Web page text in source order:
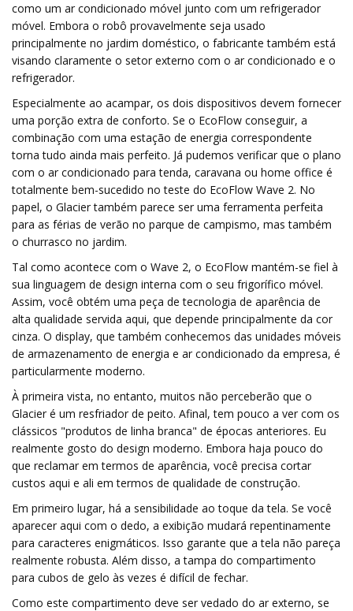
como um ar condicionado móvel junto com um refrigerador
móvel. Embora o robô provavelmente seja usado
principalmente no jardim doméstico, o fabricante também está
visando claramente o setor externo com o ar condicionado e o
refrigerador.
Especialmente ao acampar, os dois dispositivos devem fornecer
uma porção extra de conforto. Se o EcoFlow conseguir, a
combinação com uma estação de energia correspondente
torna tudo ainda mais perfeito. Já pudemos verificar que o plano
com o ar condicionado para tenda, caravana ou home office é
totalmente bem-sucedido no teste do EcoFlow Wave 2. No
papel, o Glacier também parece ser uma ferramenta perfeita
para as férias de verão no parque de campismo, mas também
o churrasco no jardim.
Tal como acontece com o Wave 2, o EcoFlow mantém-se fiel à
sua linguagem de design interna com o seu frigorífico móvel.
Assim, você obtém uma peça de tecnologia de aparência de
alta qualidade servida aqui, que depende principalmente da cor
cinza. O display, que também conhecemos das unidades móveis
de armazenamento de energia e ar condicionado da empresa, é
particularmente moderno.
À primeira vista, no entanto, muitos não perceberão que o
Glacier é um resfriador de peito. Afinal, tem pouco a ver com os
clássicos "produtos de linha branca" de épocas anteriores. Eu
realmente gosto do design moderno. Embora haja pouco do
que reclamar em termos de aparência, você precisa cortar
custos aqui e ali em termos de qualidade de construção.
Em primeiro lugar, há a sensibilidade ao toque da tela. Se você
aparecer aqui com o dedo, a exibição mudará repentinamente
para caracteres enigmáticos. Isso garante que a tela não pareça
realmente robusta. Além disso, a tampa do compartimento
para cubos de gelo às vezes é difícil de fechar.
Como este compartimento deve ser vedado do ar externo, se